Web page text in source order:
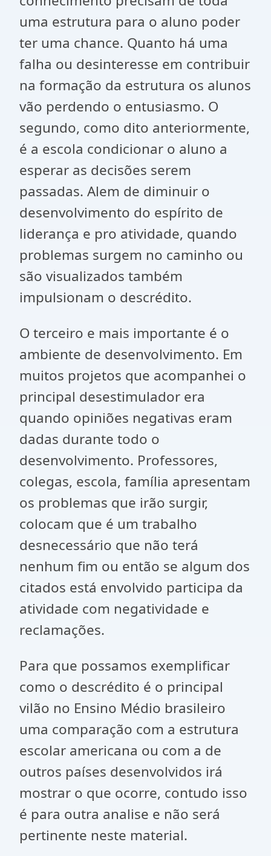
uma estrutura para o aluno poder
ter uma chance. Quanto há uma
falha ou desinteresse em contribuir
na formação da estrutura os alunos
vão perdendo o entusiasmo. O
segundo, como dito anteriormente,
é a escola condicionar o aluno a
esperar as decisões serem
passadas. Alem de diminuir o
desenvolvimento do espírito de
liderança e pro atividade, quando
problemas surgem no caminho ou
são visualizados também
impulsionam o descrédito.
O terceiro e mais importante é o
ambiente de desenvolvimento. Em
muitos projetos que acompanhei o
principal desestimulador era
quando opiniões negativas eram
dadas durante todo o
desenvolvimento. Professores,
colegas, escola, família apresentam
os problemas que irão surgir,
colocam que é um trabalho
desnecessário que não terá
nenhum fim ou então se algum dos
citados está envolvido participa da
atividade com negatividade e
reclamações.
Para que possamos exemplificar
como o descrédito é o principal
vilão no Ensino Médio brasileiro
uma comparação com a estrutura
escolar americana ou com a de
outros países desenvolvidos irá
mostrar o que ocorre, contudo isso
é para outra analise e não será
pertinente neste material.